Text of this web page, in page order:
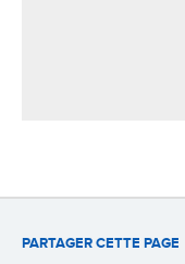
PARTAGER CETTE PAGE